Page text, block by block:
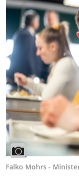
Falko Mohrs -